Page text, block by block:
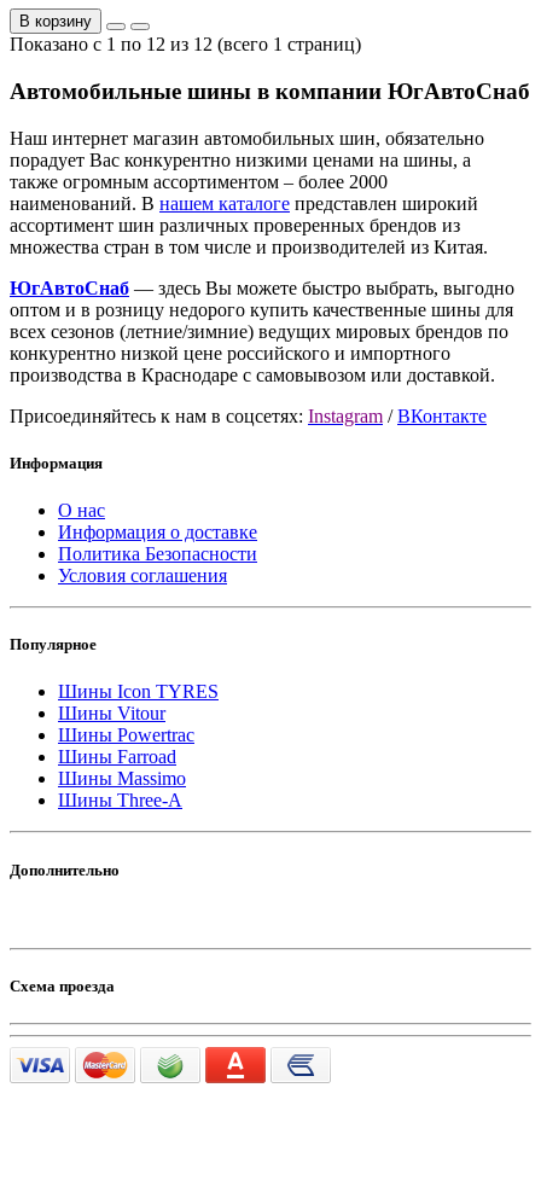
В корзину
Показано с 1 по 12 из 12 (всего 1 страниц)
Автомобильные шины в компании ЮгАвтоСнаб
Наш интернет магазин автомобильных шин, обязательно
порадует Вас конкурентно низкими ценами на шины, а
также огромным ассортиментом – более 2000
наименований. В нашем каталоге представлен широкий
ассортимент шин различных проверенных брендов из
множества стран в том числе и производителей из Китая.
ЮгАвтоСнаб — здесь Вы можете быстро выбрать, выгодно
оптом и в розницу недорого купить качественные шины для
всех сезонов (летние/зимние) ведущих мировых брендов по
конкурентно низкой цене российского и импортного
производства в Краснодаре с самовывозом или доставкой.
Присоединяйтесь к нам в соцсетях: Instagram /ВКонтакте
Информация
О нас
Информация о доставке
Политика Безопасности
Условия соглашения
Популярное
Шины Icon TYRES
Шины Vitour
Шины Powertrac
Шины Farroad
Шины Massimo
Шины Three-A
Дополнительно
Схема проезда